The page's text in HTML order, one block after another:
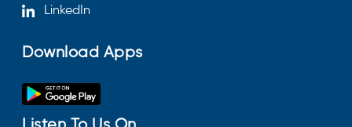
LinkedIn
Download Apps